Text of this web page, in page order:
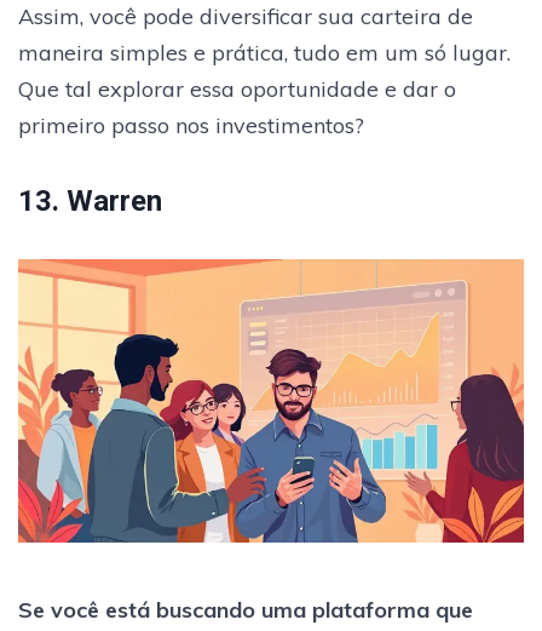
Assim, você pode diversificar sua carteira de
maneira simples e prática, tudo em um só lugar.
Que tal explorar essa oportunidade e dar o
primeiro passo nos investimentos?
13. Warren
Se você está buscando uma plataforma que